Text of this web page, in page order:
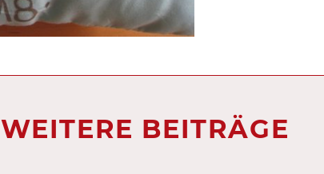
WEITERE BEITRÄGE